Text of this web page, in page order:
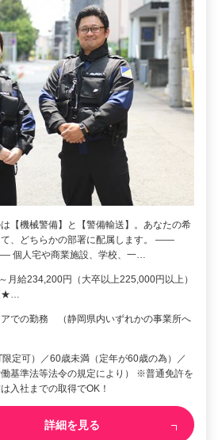
【機械警備】と【警備輸送】。あなたの希
、どちらかの部署に配属します。 ――
個人宅や商業施設、学校、一…
月給234,200円（大卒以上225,000円以上）
★…
での勤務 （静岡県内いずれかの事業所へ
定可）／60歳未満（定年が60歳の為）／
基準法等法令の規定により） ※普通免許を
入社までの取得でOK！
詳細を見る